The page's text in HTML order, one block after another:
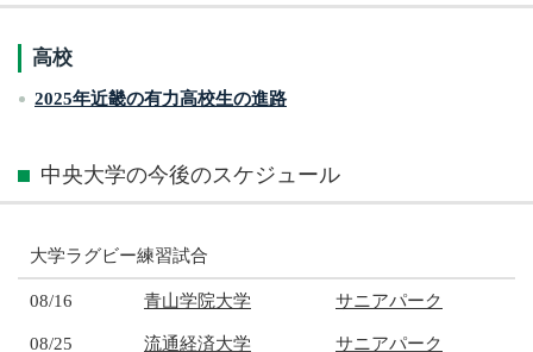
高校
2025年近畿の有力高校生の進路
中央大学の今後のスケジュール
大学ラグビー練習試合
08/16 青山学院大学 サニアパーク
08/25 流通経済大学 サニアパーク